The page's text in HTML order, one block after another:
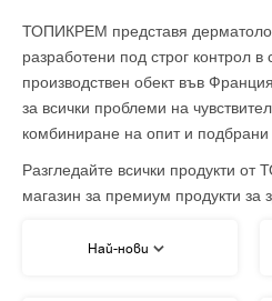
ТОПИКРЕМ представя
разработени под строг контрол в
производствен обект във
за всички проблеми на
комбиниране на опит и подбрани
Разгледайте всички продукти
магазин за премиум продукти за
Най-нови